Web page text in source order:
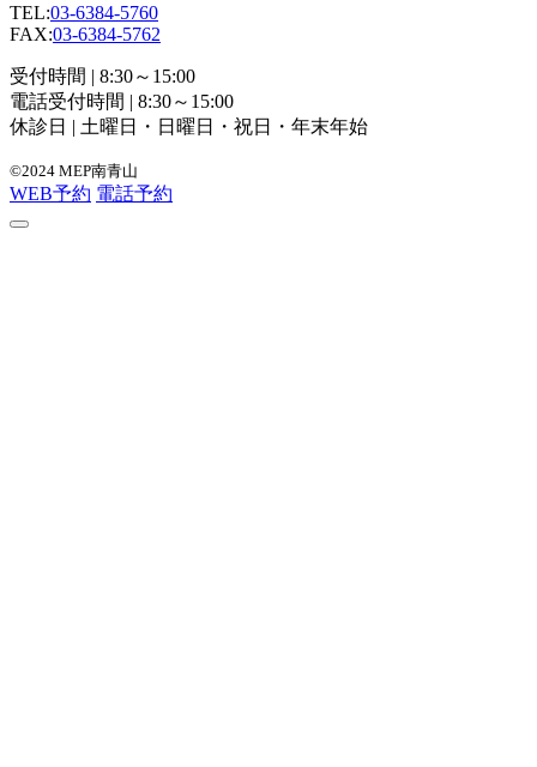
TEL:03-6384-5760
FAX:03-6384-5762
受付時間 | 8:30～15:00
電話受付時間 | 8:30～15:00
休診日 | 土曜日・日曜日・祝日・年末年始
©2024 MEP南青山
WEB予約 電話予約